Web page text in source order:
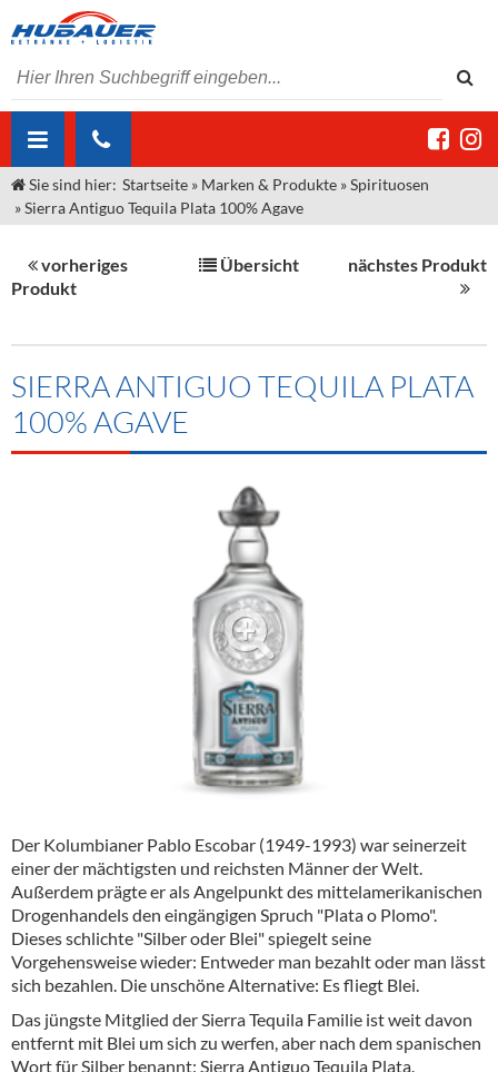
ÜBER UNS
Unser Liefergebiet
Kontakt
Angebote Gastronomie & Großhandel
Neuigkeiten
Termine
MARKEN & PRODUKTE
Sirup
Spirituosen
Alkoholfreie Getränke
Hygieneartikel & Desinfektion
Kommisionskauf & Lieferbedingungen
Fremddienstleistungen
Sie sind hier: Startseite » Marken & Produkte »Spirituosen
»Sierra Antiguo Tequila Plata 100% Agave
vorheriges
Produkt
Übersicht nächstes Produkt
SIERRA ANTIGUO TEQUILA PLATA
100% AGAVE
Der Kolumbianer Pablo Escobar (1949-1993) war seinerzeit
einer der mächtigsten und reichsten Männer der Welt.
Außerdem prägte er als Angelpunkt des mittelamerikanischen
Drogenhandels den eingängigen Spruch "Plata o Plomo".
Dieses schlichte "Silber oder Blei" spiegelt seine
Vorgehensweise wieder: Entweder man bezahlt oder man lässt
sich bezahlen. Die unschöne Alternative: Es fliegt Blei.
Das jüngste Mitglied der Sierra Tequila Familie ist weit davon
entfernt mit Blei um sich zu werfen, aber nach dem spanischen
Wort für Silber benannt: Sierra Antiguo Tequila Plata.